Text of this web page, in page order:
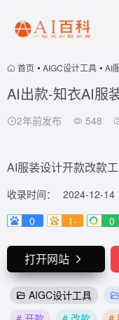
首页 • AIGC设计工具 • AI
AI出款-知衣AI服
2年前发布 548
AI服装设计开款改款
收录时间：
2024-12-14
0
1- 0
打开网站
AIGC设计工具